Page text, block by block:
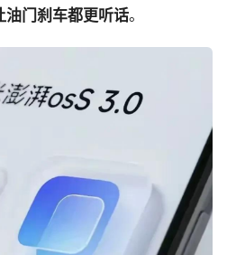
油门刹车都更听话。